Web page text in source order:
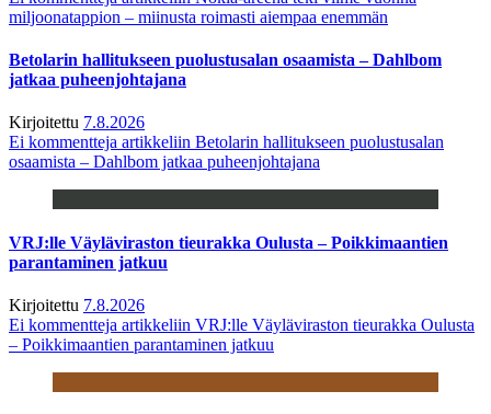
miljoonatappion – miinusta roimasti aiempaa enemmän
Betolarin hallitukseen puolustusalan osaamista – Dahlbom
jatkaa puheenjohtajana
Kirjoitettu 7.8.2026
Ei kommentteja artikkeliin Betolarin hallitukseen puolustusalan
osaamista – Dahlbom jatkaa puheenjohtajana
VRJ:lle Väyläviraston tieurakka Oulusta – Poikkimaantien
parantaminen jatkuu
Kirjoitettu 7.8.2026
Ei kommentteja artikkeliin VRJ:lle Väyläviraston tieurakka Oulusta
– Poikkimaantien parantaminen jatkuu